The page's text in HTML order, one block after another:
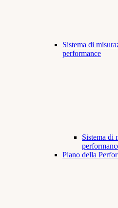
Sistema di
performance
Sistema di
Piano della